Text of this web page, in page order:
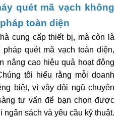
quét mã vạch không
toàn diện
cung cấp thiết bị, mà còn là
quét mã vạch toàn diện,
nâng cao hiệu quả hoạt động
tôi hiểu rằng mỗi doanh
biệt, vì vậy đội ngũ chuyên
tư vấn để bạn chọn được
sách và yêu cầu kỹ thuật.